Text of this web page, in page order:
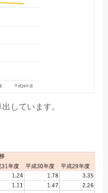
しています。